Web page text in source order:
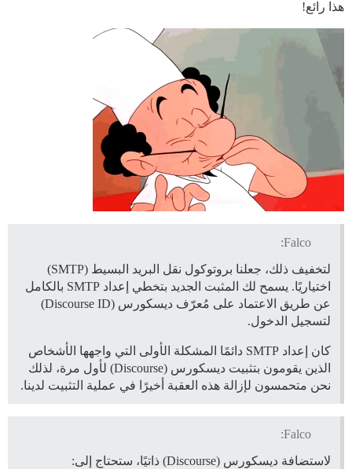
هذا رائع!
Falco:
لتخفيف ذلك، جعلنا بروتوكول نقل البريد البسيط (SMTP)
اختياريًا. يسمح لك المثبت الجديد بتخطي إعداد SMTP بالكامل
عن طريق الاعتماد على مُعرّف ديسكورس (Discourse ID)
لتسجيل الدخول.
كان إعداد SMTP دائمًا المشكلة الأولى التي واجهها الأشخاص
الذين يقومون بتثبيت ديسكورس (Discourse) لأول مرة، لذلك
نحن متحمسون لإزالة هذه العقبة أخيرًا في عملية التثبيت لدينا.
Falco:
لاستضافة ديسكورس (Discourse) ذاتيًا، ستحتاج إلى: